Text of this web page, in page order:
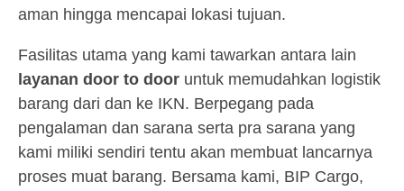
aman hingga mencapai lokasi tujuan.
Fasilitas utama yang kami tawarkan antara lain
layanan door to door untuk memudahkan logistik
barang dari dan ke IKN. Berpegang pada
pengalaman dan sarana serta pra sarana yang
kami miliki sendiri tentu akan membuat lancarnya
proses muat barang. Bersama kami, BIP Cargo,